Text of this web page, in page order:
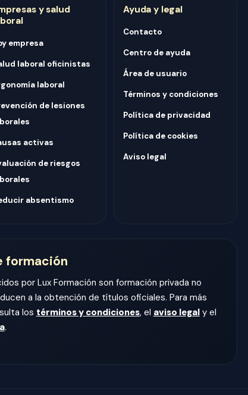
y salud
empresa
laboral oficinistas
laboral
de lesiones
activas
de riesgos
absentismo
Ayuda y legal
Contacto
Centro de ayuda
Área de usuario
Términos y condiciones
Política de privacidad
Política de cookies
Aviso legal
formación
por Lux Formación son formación privada no
a la obtención de títulos oficiales. Para más
los términos y condiciones, el aviso legaly el
.